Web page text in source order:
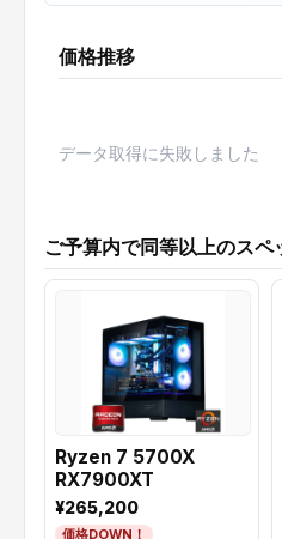
価格推移
データ取得に失敗しました
ご予算内で同等以上のスペ
Ryzen 7 5700X
RX7900XT
¥265,200
価格DOWN！